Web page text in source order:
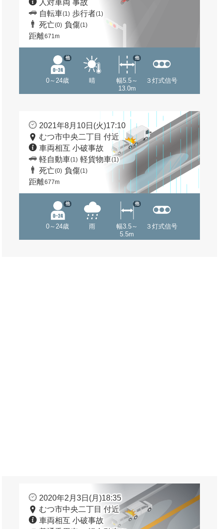
人対車両 事故
自転車(1) 歩行者(1)
死亡(0) 負傷(1)
距離671m
0～24歳
他
晴
幅5.5～
13.0m
他
３灯式信号
2021年8月10日(火)17:10
むつ市中央二丁目 付近
車両相互 小破事故
軽自動車(1) 軽貨物車(1)
死亡(0) 負傷(1)
距離677m
0～24歳
他
雨
幅3.5～
5.5m
他
３灯式信号
2020年2月3日(月)18:35
むつ市中央二丁目 付近
車両相互 小破事故